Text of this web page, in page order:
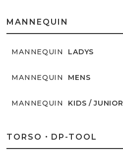
MANNEQUIN
MANNEQUIN LADYS
MANNEQUIN MENS
MANNEQUIN KIDS / JUNIOR
TORSO・DP-TOOL